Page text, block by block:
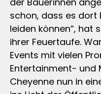
schon, dass es dort
leiden können“, hat
ihrer Feuertaufe.
Events mit vielen
Entertainment- und
Cheyenne nun in